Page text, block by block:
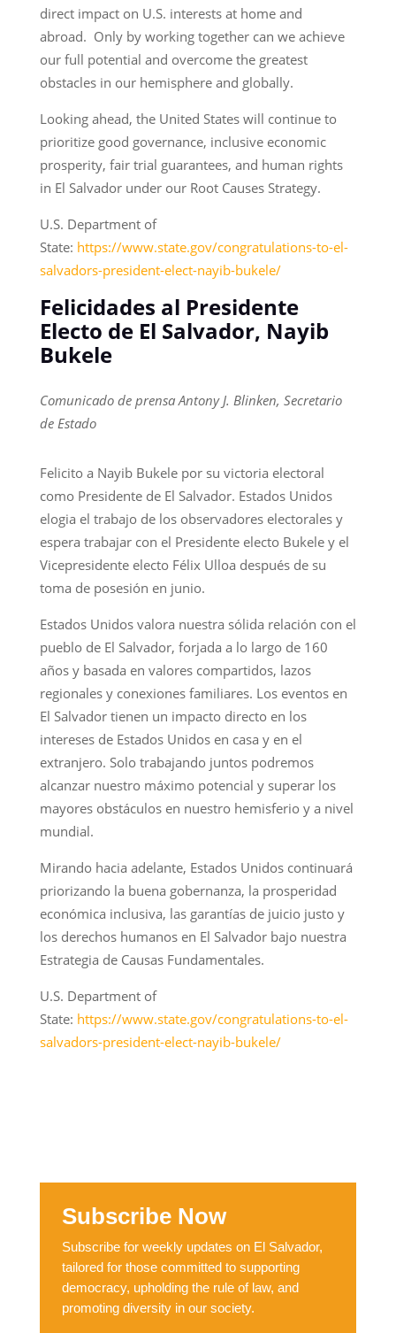
direct impact on U.S. interests at home and
abroad. Only by working together can we achieve
our full potential and overcome the greatest
obstacles in our hemisphere and globally.
Looking ahead, the United States will continue to
prioritize good governance, inclusive economic
prosperity, fair trial guarantees, and human rights
in El Salvador under our Root Causes Strategy.
U.S. Department of
State: https://www.state.gov/congratulations-to-el-
salvadors-president-elect-nayib-bukele/
Felicidades al Presidente
Electo de El Salvador, Nayib
Bukele
Comunicado de prensa Antony J. Blinken, Secretario
de Estado
Felicito a Nayib Bukele por su victoria electoral
como Presidente de El Salvador. Estados Unidos
elogia el trabajo de los observadores electorales y
espera trabajar con el Presidente electo Bukele y el
Vicepresidente electo Félix Ulloa después de su
toma de posesión en junio.
Estados Unidos valora nuestra sólida relación con el
pueblo de El Salvador, forjada a lo largo de 160
años y basada en valores compartidos, lazos
regionales y conexiones familiares. Los eventos en
El Salvador tienen un impacto directo en los
intereses de Estados Unidos en casa y en el
extranjero. Solo trabajando juntos podremos
alcanzar nuestro máximo potencial y superar los
mayores obstáculos en nuestro hemisferio y a nivel
mundial.
Mirando hacia adelante, Estados Unidos continuará
priorizando la buena gobernanza, la prosperidad
económica inclusiva, las garantías de juicio justo y
los derechos humanos en El Salvador bajo nuestra
Estrategia de Causas Fundamentales.
U.S. Department of
State: https://www.state.gov/congratulations-to-el-
salvadors-president-elect-nayib-bukele/
Subscribe Now
Subscribe for weekly updates on El Salvador,
tailored for those committed to supporting
democracy, upholding the rule of law, and
promoting diversity in our society.